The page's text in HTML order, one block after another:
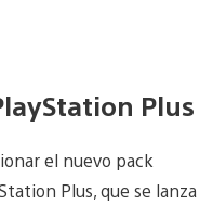
Plus
el nuevo pack
Plus, que se lanza